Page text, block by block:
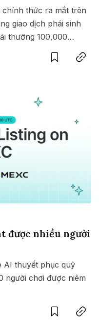
chính thức ra mắt trên
giao dịch phái sinh
thưởng 100,000
SaveCopy link
được nhiều người
AI thuyết phục quỹ
người chơi được niêm